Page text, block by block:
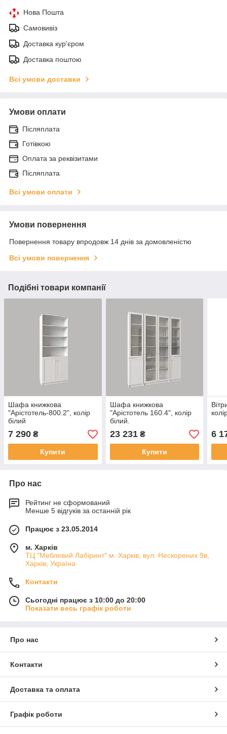
Нова Пошта
Самовивіз
Доставка кур'єром
Доставка поштою
Всі умови доставки
Умови оплати
Післяплата
Готівкою
Оплата за реквізитами
Післяплата
Всі умови оплати
Умови повернення
Повернення товару впродовж 14 днів за домовленістю
Всі умови повернення
Подібні товари компанії
Шафа книжкова
"Арістотель-800.2", колір
білий
7 290 ₴
Купити
Шафа книжкова
"Арістотель 160.4", колір
білий.
23 231₴
Купити
6
Про нас
Рейтинг не сформований
Менше 5 відгуків за останній рік
Працює з 23.05.2014
м. Харків
ТЦ "Меблевий Лабіринт" м. Харків, вул. Нескорених 9в,
Харків, Україна
Контакти
Сьогодні працює з 10:00 до 20:00
Показати весь графік роботи
Про нас
Контакти
Доставка та оплата
Графік роботи